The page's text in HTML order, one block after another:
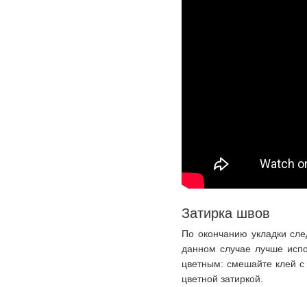
Затирка швов
По окончанию укладки
данном случае лучше
цветным: смешайте клей
цветной затиркой.